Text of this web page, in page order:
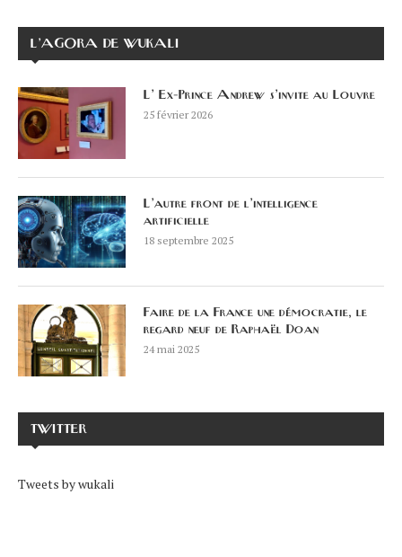
L’AGORA DE WUKALI
L’ Ex-Prince Andrew s’invite au Louvre
25 février 2026
L’autre front de l’intelligence
artificielle
18 septembre 2025
Faire de la France une démocratie, le
regard neuf de Raphaël Doan
24 mai 2025
TWITTER
Tweets by wukali